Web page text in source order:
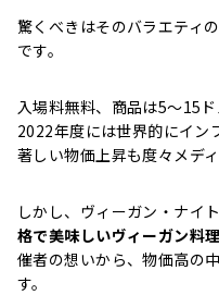
驚くべきはそのバラエティ
です。
入場料無料、 商品は5〜15
2022年度には世界的にイン
著しい物価上昇も度々メデ
しかし、ヴィーガン・ナイ
格で美味しいヴィーガン料
催者の想いから、物価高の
す。